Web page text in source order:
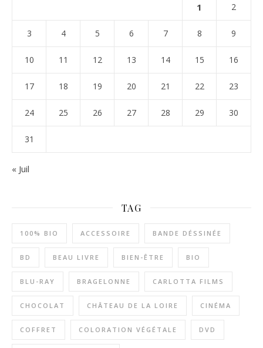
1 2
3 4 5 6 7 8 9
10 11 12 13 14 15 16
17 18 19 20 21 22 23
24 25 26 27 28 29 30
31
« Juil
TAG
100% BIO ACCESSOIRE BANDE DÉSSINÉE
BD BEAU LIVRE BIEN-ÊTRE BIO
BLU-RAY BRAGELONNE CARLOTTA FILMS
CHOCOLAT CHÂTEAU DE LA LOIRE CINÉMA
COFFRET COLORATION VÉGÉTALE DVD